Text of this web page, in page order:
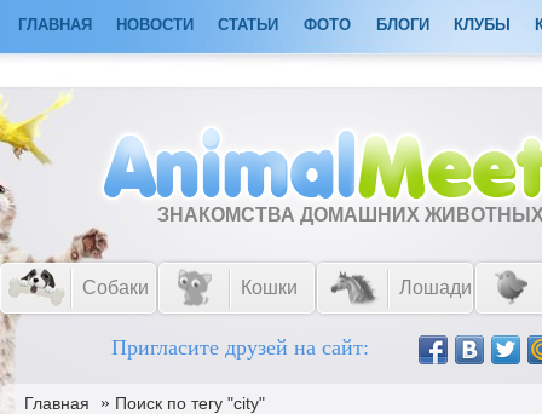
ГЛАВНАЯ НОВОСТИ СТАТЬИ ФОТО БЛОГИ КЛУБЫ
ЗНАКОМСТВА ДОМАШНИХ
Собаки Кошки Лошади
Пригласите друзей на сайт:
Главная » Поиск по тегу "city"